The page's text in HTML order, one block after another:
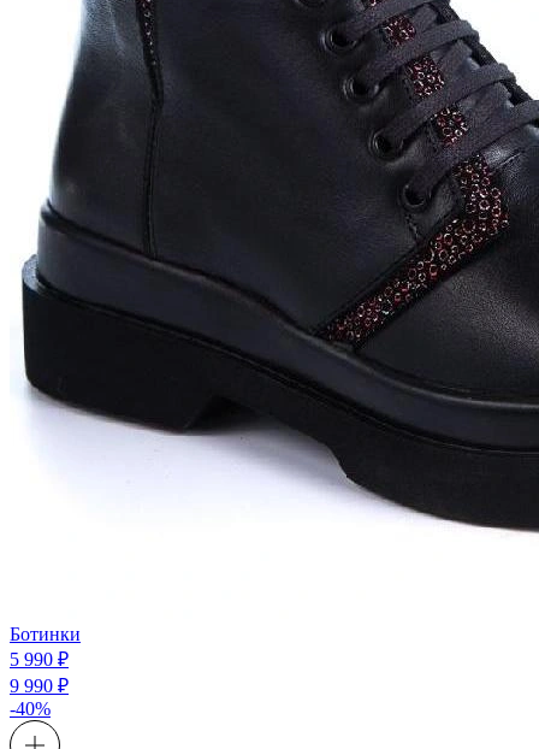
Ботинки
5 990 ₽
9 990 ₽
-40%